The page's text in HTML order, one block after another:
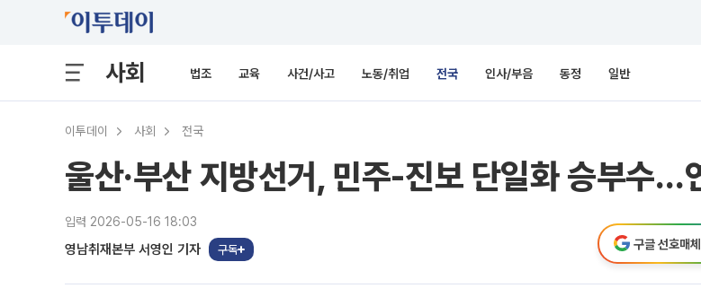
사회 법조 교육 사건/사고 노동/취업 전국 인사/부음 동정 일반
이투데이 사회 전국
울산·부산 지방선거, 민주-진보 단일화 승부수…
입력 2026-05-16 18:03
영남취재본부 서영인 기자 구독 구글 선호매